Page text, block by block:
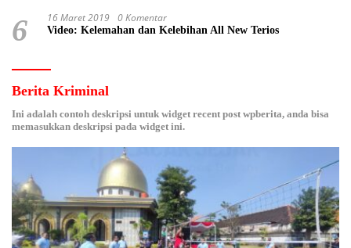
6 16 Maret 2019 0 Komentar
Video: Kelemahan dan Kelebihan All New Terios
Berita Kriminal
Ini adalah contoh deskripsi untuk widget recent post wpberita, anda bisa
memasukkan deskripsi pada widget ini.